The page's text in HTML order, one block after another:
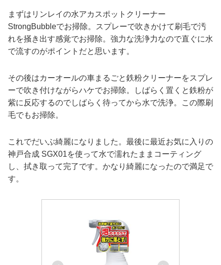
まずはリンレイの水アカスポットクリーナー
StrongBubbleでお掃除。スプレーで吹きかけて刷毛で汚
れを掻き出す感覚でお掃除。強力な洗浄力なので直ぐに水
で流すのがポイントだと思います。
その後はカーオールの車まるごと鉄粉クリーナーをスプレ
ーで吹き付けながらハケでお掃除。しばらく置くと鉄粉が
紫に反応するのでしばらく待ってから水で洗浄。この際刷
毛でもお掃除。
これでだいぶ綺麗になりました。最後に最近お気に入りの
神戸合成 SGX01を使って水で濡れたままコーティング
し、拭き取って完了です。かなり綺麗になったので満足で
す。